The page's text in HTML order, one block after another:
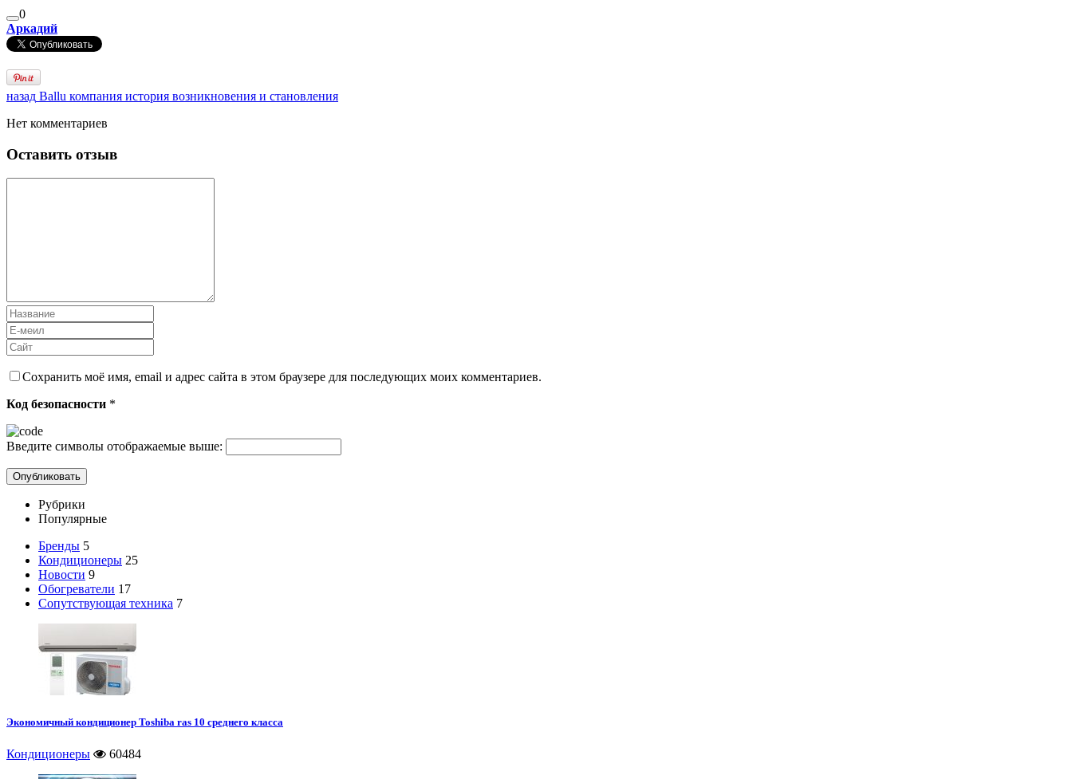
0
Аркадий
назад Ballu компания история возникновения и становления
Нет комментариев
Оставить отзыв
Сохранить моё имя, email и адрес сайта в этом браузере для последующих моих комментариев.
Код безопасности *
Введите символы отображаемые выше:
Рубрики
Популярные
Бренды 5
Кондиционеры 25
Новости 9
Обогреватели 17
Сопутствующая техника 7
Экономичный кондиционер Toshiba ras 10 среднего класса
Кондиционеры 60484